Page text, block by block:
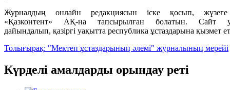
Журналдың онлайн редакциясын іске қосып,
«Қазконтент» АҚ-на тапсырылған болатын. Сайт
дайындалып, қазіргі уақытта республика ұстаздарына қызмет
Толығырақ: "Мектеп ұстаздарының әлемі" журналының мерейі
Күрделі амалдарды орындау реті